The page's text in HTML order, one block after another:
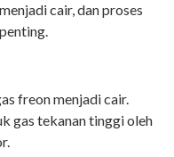
cair, dan proses
freon menjadi cair.
gas tekanan tinggi oleh